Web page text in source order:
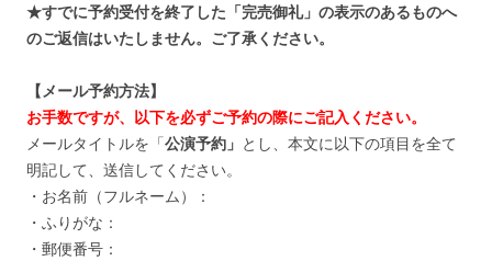
★すでに予約受付を終了した「完売御礼」の表示のあるものへ
のご返信はいたしません。ご了承ください。
【メール予約方法】
お手数ですが、以下を必ずご予約の際にご記入ください。
メールタイトルを「公演予約」 とし、本文に以下の項目を全て
明記して、送信してください。
・お名前（フルネーム）：
・ふりがな：
・郵便番号：